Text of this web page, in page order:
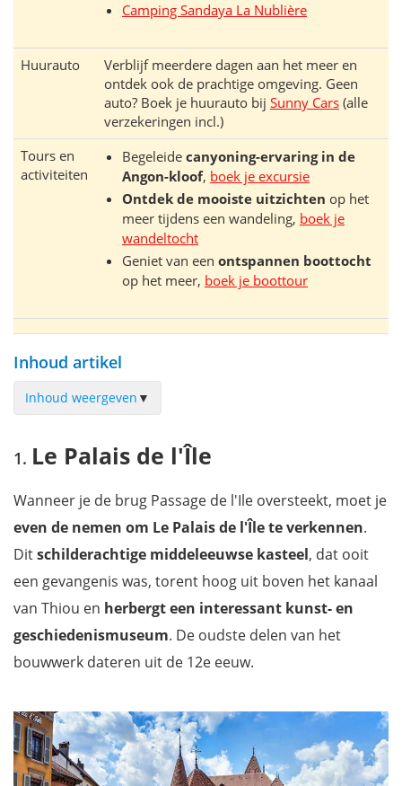
Camping Sandaya La Nublière
Huurauto
Verblijf meerdere dagen aan het meer en
ontdek ook de prachtige omgeving. Geen
auto? Boek je huurauto bij Sunny Cars (alle
verzekeringen incl.)
Tours en
activiteiten
Begeleide canyoning-ervaring in de
Angon-kloof, boek je excursie
Ontdek de mooiste uitzichten op het
meer tijdens een wandeling, boek je
wandeltocht
Geniet van een ontspannen boottocht
op het meer, boek je boottour
Inhoud artikel
Inhoud weergeven ▼
Pont des Amours
Saint-François-de-Sales kerk
Notre-Dame-de-Liesse
Kathedraal van Saint-Pierre
Château d'Annecy
Filmpje: De mooiste bezienswaardigheden van Annecy
Mis niets tijdens je verblijf in De Franse Alpen met onze
reisgids
Le Palais de l'Île
Wanneer je de brug Passage de l'Ile oversteekt, moet je
even de nemen om Le Palais de l'Île te verkennen.
Ditschilderachtige middeleeuwse kasteel, dat ooit
een gevangenis was, torent hoog uit boven het kanaal
van Thiou en herbergt een interessant kunst- en
geschiedenismuseum. De oudste delen van het
bouwwerk dateren uit de 12e eeuw.